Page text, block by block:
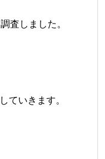
査しました。
ていきます。